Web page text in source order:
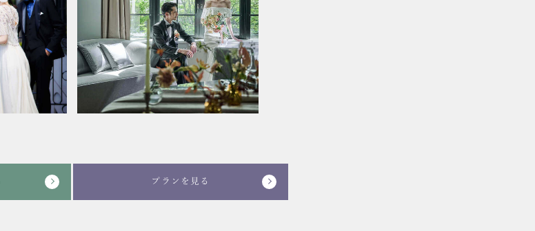
プランを見る